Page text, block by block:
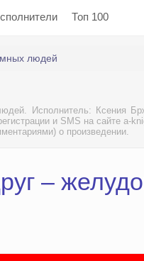
Топ 100
людей
Исполнитель: Ксения
и SMS на сайте a-
о произведении.
–